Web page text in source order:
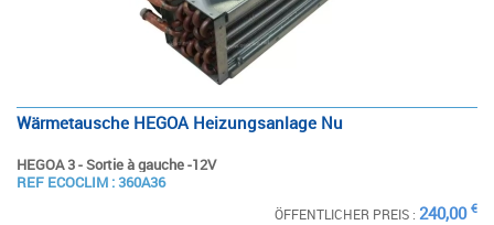
Wärmetausche HEGOA Heizungsanlage Nu
HEGOA 3 - Sortie à gauche -12V
REF ECOCLIM : 360A36
ÖFFENTLICHER PREIS : 240,00 €